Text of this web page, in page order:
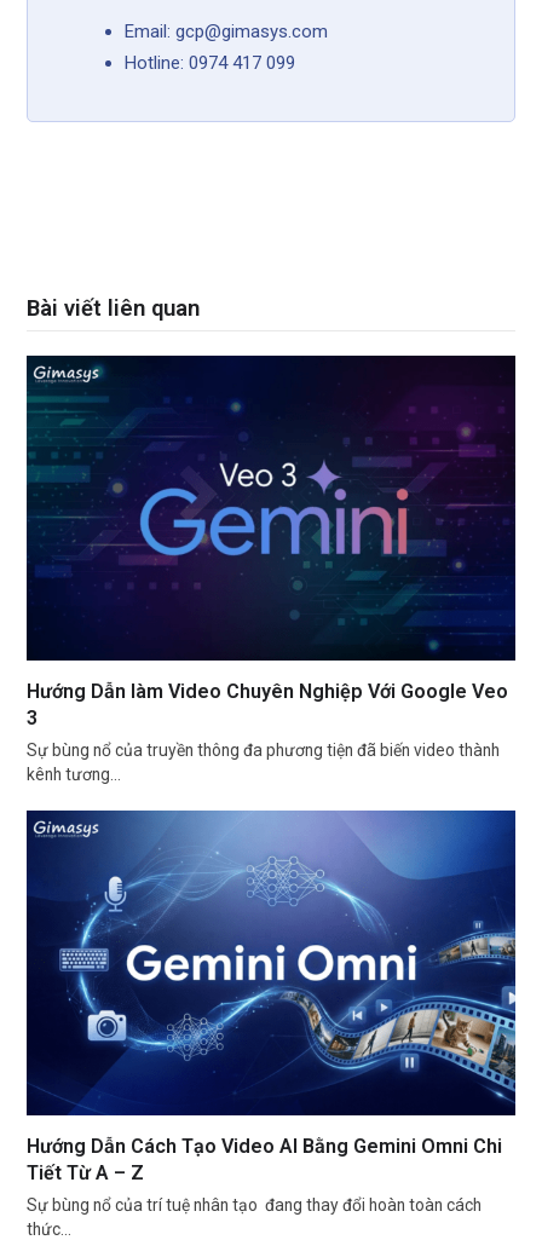
Email: gcp@gimasys.com
Hotline: 0974 417 099
Bài viết liên quan
Hướng Dẫn làm Video Chuyên Nghiệp Với Google Veo
3
Sự bùng nổ của truyền thông đa phương tiện đã biến video thành
kênh tương…
Hướng Dẫn Cách Tạo Video AI Bằng Gemini Omni Chi
Tiết Từ A – Z
Sự bùng nổ của trí tuệ nhân tạo đang thay đổi hoàn toàn cách
thức…